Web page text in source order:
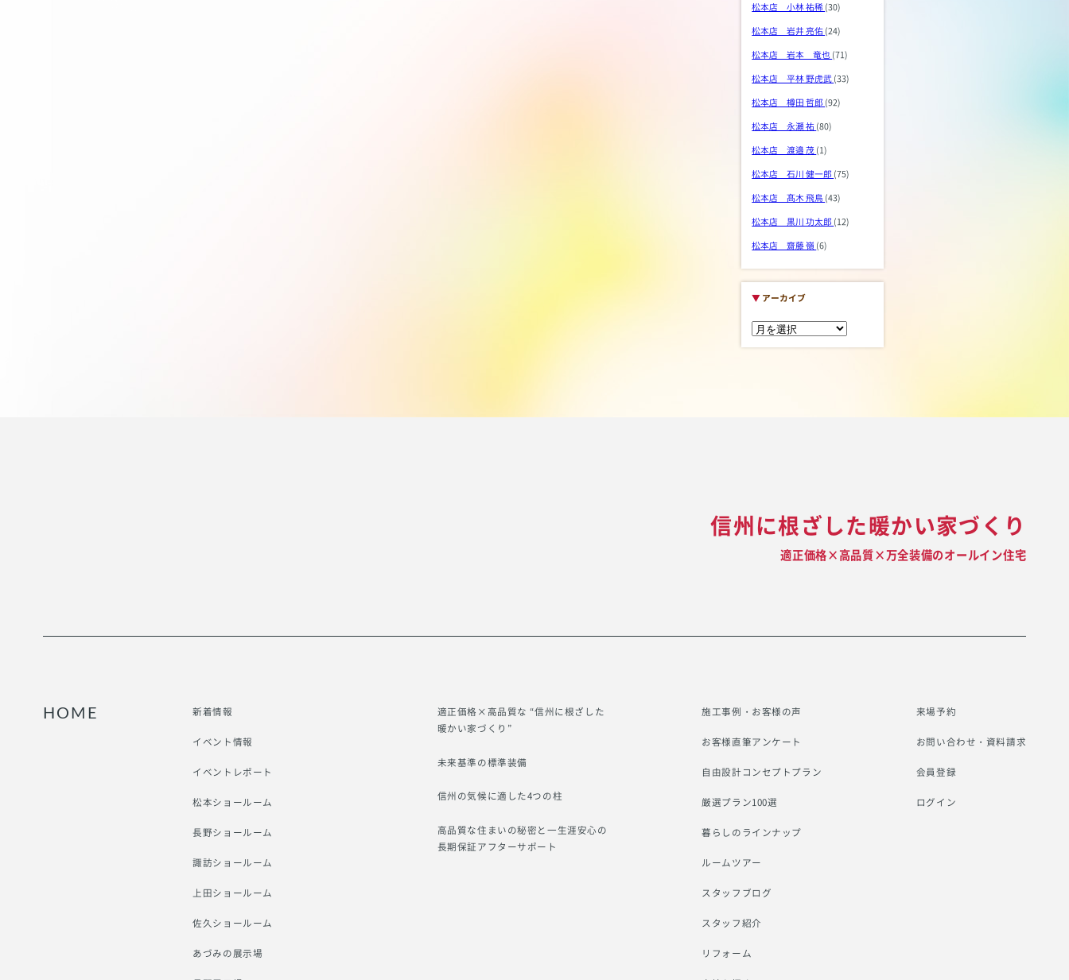
松本店 小林 祐稀 (30)
松本店 岩井 亮佑 (24)
松本店 岩本 竜也 (71)
松本店 平林 野虎武 (33)
松本店 樽田 哲郎 (92)
松本店 永瀬 祐 (80)
松本店 渡邉 茂 (1)
松本店 石川 健一郎 (75)
松本店 髙木 飛鳥 (43)
松本店 黒川 功太郎 (12)
松本店 齋藤 嶺 (6)
▼ アーカイブ
信州に根ざした暖かい家づくり
適正価格×高品質×万全装備のオールイン住宅
HOME 新着情報
イベント情報
イベントレポート
松本ショールーム
長野ショールーム
諏訪ショールーム
上田ショールーム
佐久ショールーム
あづみの展示場
適正価格×高品質な “信州に根ざした
暖かい家づくり”
未来基準の標準装備
信州の気候に適した4つの柱
高品質な住まいの秘密と一生涯安心の
長期保証アフターサポート
施工事例・お客様の声
お客様直筆アンケート
自由設計コンセプトプラン
厳選プラン100選
暮らしのラインナップ
ルームツアー
スタッフブログ
スタッフ紹介
リフォーム
来場予約
お問い合わせ・資料請求
会員登録
ログイン